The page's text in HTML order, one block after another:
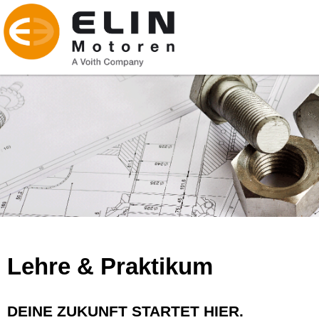
Lehre & Praktikum
DEINE ZUKUNFT STARTET HIER.